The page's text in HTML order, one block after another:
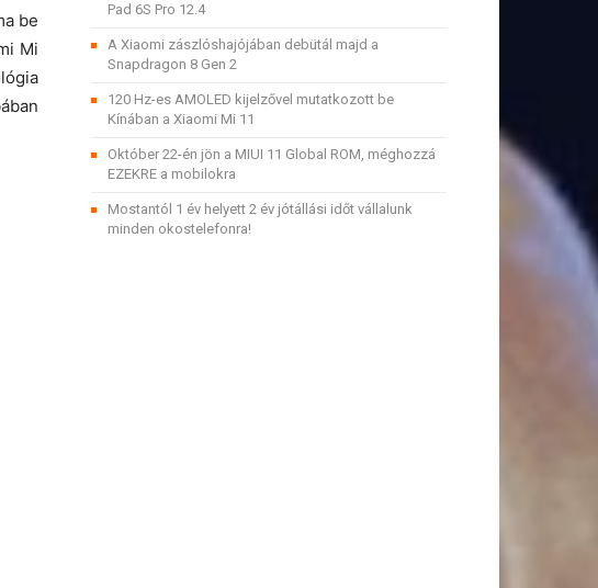
be
Mi
Pad 6S Pro 12.4
A Xiaomi zászlóshajójában debütál majd a
Snapdragon 8 Gen 2
120 Hz-es AMOLED kijelzővel mutatkozott be
Kínában a Xiaomi Mi 11
Október 22-én jön a MIUI 11 Global ROM, méghozzá
EZEKRE a mobilokra
Mostantól 1 év helyett 2 év jótállási időt vállalunk
minden okostelefonra!